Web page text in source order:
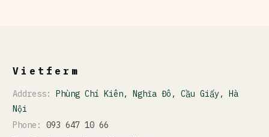
Vietferm
Address: Phùng Chí Kiên, Nghĩa Đô, Cầu Giấy, Hà
Nội
Phone: 093 647 10 66